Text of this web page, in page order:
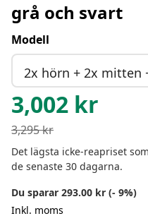
grå och svart
Modell
3,002 kr
3,295kr
Det lägsta icke-reapriset
de senaste 30 dagarna.
Du sparar 293.00 kr (- 9%)
Inkl. moms